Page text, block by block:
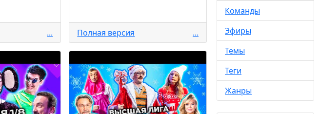
... Полная версия ...
Команды
Эфиры
Темы
Теги
Жанры